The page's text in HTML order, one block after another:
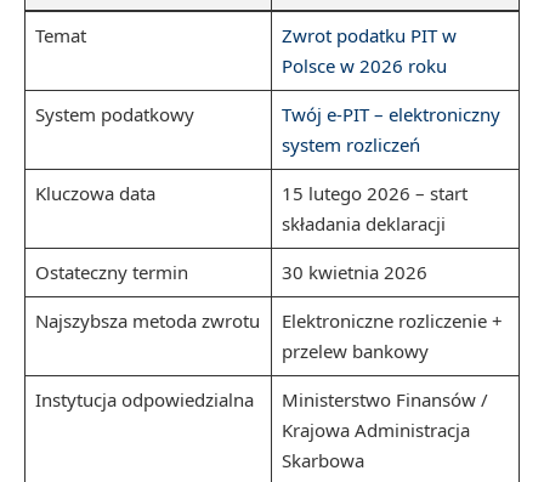
Temat
Zwrot podatku PIT w
Polsce w 2026 roku
System podatkowy
Twój e-PIT – elektroniczny
system rozliczeń
Kluczowa data
15 lutego 2026 – start
składania deklaracji
Ostateczny termin
30 kwietnia 2026
Najszybsza metoda zwrotu
Elektroniczne rozliczenie +
przelew bankowy
Instytucja odpowiedzialna
Ministerstwo Finansów /
Krajowa Administracja
Skarbowa